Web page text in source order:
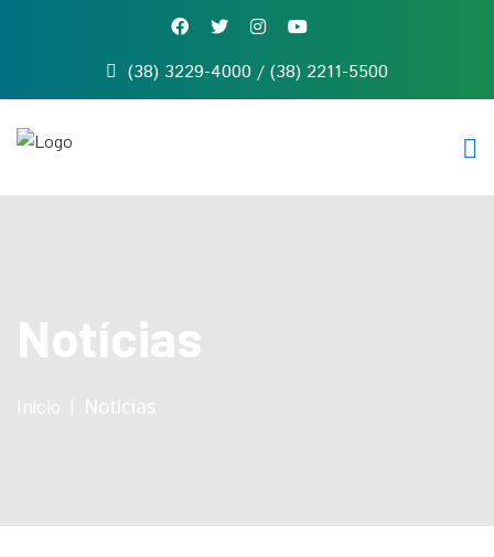
(38) 3229-4000 / (38) 2211-5500
somos
Notícias
Início Notícias